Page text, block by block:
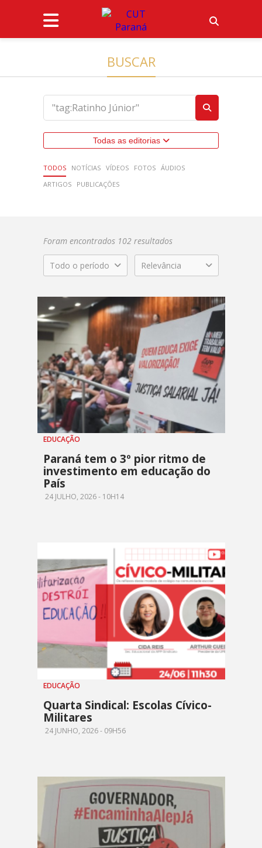
BUSCAR
Todas as editorias
TODOS NOTÍCIAS VÍDEOS FOTOS ÁUDIOS
ARTIGOS
PUBLICAÇÕES
Foram encontrados 102 resultados
Todo o período Relevância
EDUCAÇÃO
Paraná tem o 3º pior ritmo de
investimento em educação do
País
24 JULHO, 2026 - 10H14
EDUCAÇÃO
Quarta Sindical: Escolas Cívico-
Militares
24 JUNHO, 2026 - 09H56